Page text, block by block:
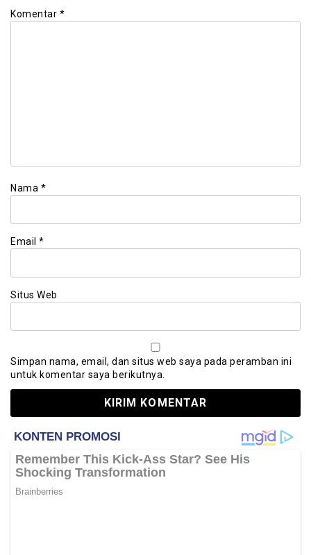
Komentar *
Nama *
Email *
Situs Web
Simpan nama, email, dan situs web saya pada peramban ini
untuk komentar saya berikutnya.